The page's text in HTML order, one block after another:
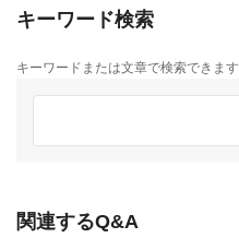
キーワード検索
キーワードまたは文章で検索できます
関連するQ&A